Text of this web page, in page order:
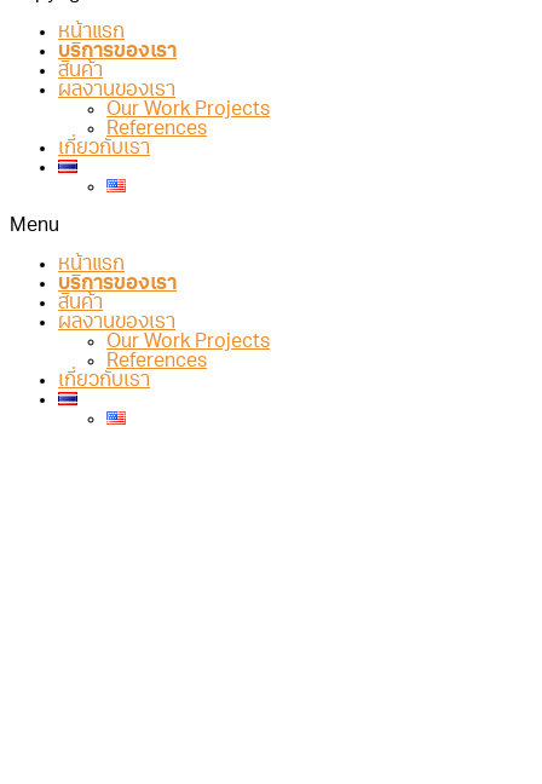
หน้าแรก
บริการของเรา
สินค้า
ผลงานของเรา
Our Work Projects
References
เกี่ยวกับเรา
Menu
หน้าแรก
บริการของเรา
สินค้า
ผลงานของเรา
Our Work Projects
References
เกี่ยวกับเรา